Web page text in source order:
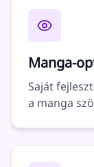
Manga-
Saját
a manga